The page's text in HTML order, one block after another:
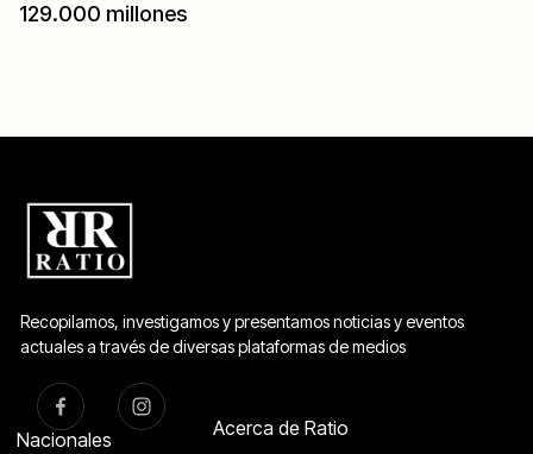
129.000 millones
Recopilamos, investigamos y presentamos noticias y eventos
actuales a través de diversas plataformas de medios
Nacionales
Acerca de Ratio